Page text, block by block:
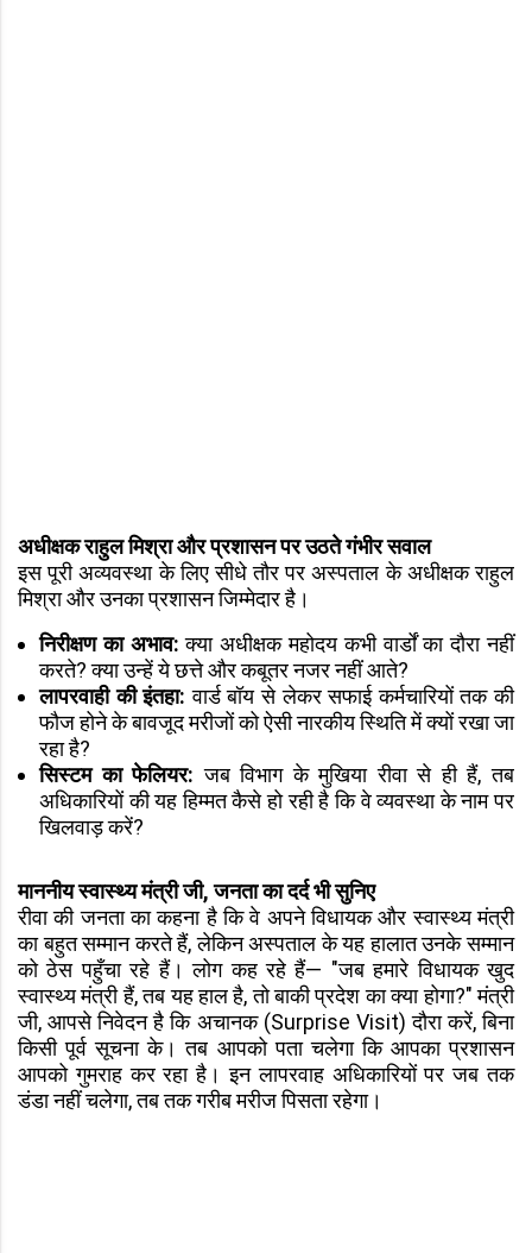
अधीक्षक राहुल मिश्रा और प्रशासन पर उठते गंभीर सवाल
इस पूरी अव्यवस्था के लिए सीधे तौर पर अस्पताल के अधीक्षक राहुल
मिश्रा और उनका प्रशासन जिम्मेदार है।
निरीक्षण का अभाव:क्या अधीक्षक महोदय कभी वार्डों का दौरा नहीं
करते? क्या उन्हें ये छत्ते और कबूतर नजर नहीं आते?
लापरवाही की इंतहा: वार्ड बॉय से लेकर सफाई कर्मचारियों तक की
फौज होने के बावजूद मरीजों को ऐसी नारकीय स्थिति में क्यों रखा जा
रहा है?
सिस्टम का फेलियर:जब विभाग के मुखिया रीवा से ही हैं, तब
अधिकारियों की यह हिम्मत कैसे हो रही है कि वे व्यवस्था के नाम पर
खिलवाड़ करें?
माननीय स्वास्थ्य मंत्री जी, जनता का दर्द भी सुनिए
रीवा की जनता का कहना है कि वे अपने विधायक और स्वास्थ्य मंत्री
का बहुत सम्मान करते हैं, लेकिन अस्पताल के यह हालात उनके सम्मान
को ठेस पहुँचा रहे हैं। लोग कह रहे हैं— "जब हमारे विधायक खुद
स्वास्थ्य मंत्री हैं, तब यह हाल है, तो बाकी प्रदेश का क्या होगा?" मंत्री
जी, आपसे निवेदन है कि अचानक (Surprise Visit) दौरा करें, बिना
किसी पूर्व सूचना के। तब आपको पता चलेगा कि आपका प्रशासन
आपको गुमराह कर रहा है। इन लापरवाह अधिकारियों पर जब तक
डंडा नहीं चलेगा, तब तक गरीब मरीज पिसता रहेगा।